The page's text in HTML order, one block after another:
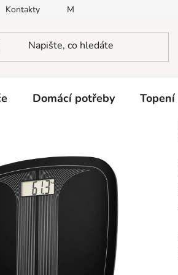
Kontakty Moje objednávka
Domácí potřeby Topení